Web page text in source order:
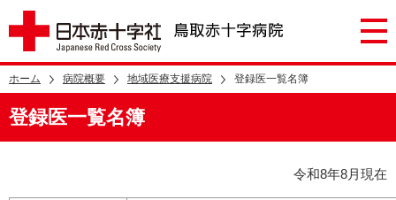
ホーム 病院概要 地域医療支援病院 登録医一覧名簿
登録医一覧名簿
令和8年8月現在